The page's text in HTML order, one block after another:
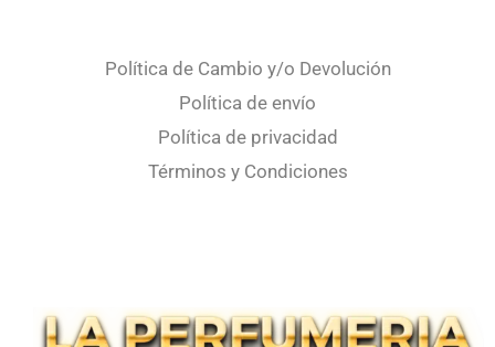
Política de Cambio y/o Devolución
Política de envío
Política de privacidad
Términos y Condiciones